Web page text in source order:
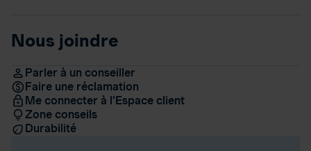
Nous joindre
Parler à un conseiller
Faire une réclamation
Me connecter à l’Espace client
Zone conseils
Durabilité